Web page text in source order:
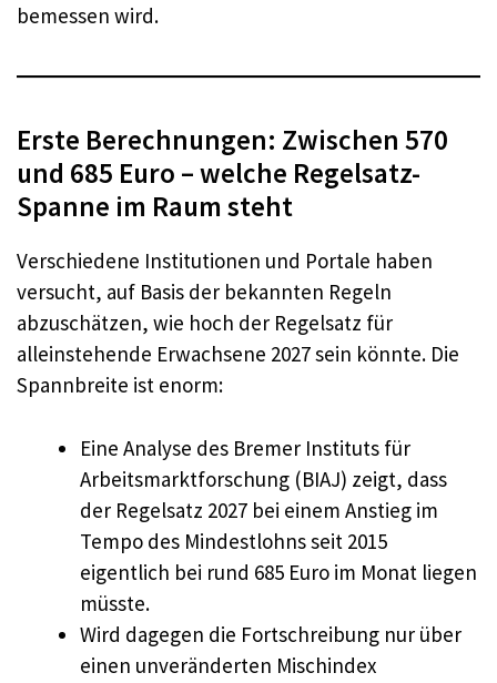
bemessen wird.
Erste Berechnungen: Zwischen 570
und 685 Euro – welche Regelsatz-
Spanne im Raum steht
Verschiedene Institutionen und Portale haben
versucht, auf Basis der bekannten Regeln
abzuschätzen, wie hoch der Regelsatz für
alleinstehende Erwachsene 2027 sein könnte. Die
Spannbreite ist enorm:
Eine Analyse des Bremer Instituts für
Arbeitsmarktforschung (BIAJ) zeigt, dass
der Regelsatz 2027 bei einem Anstieg im
Tempo des Mindestlohns seit 2015
eigentlich bei rund 685 Euro im Monat liegen
müsste.
Wird dagegen die Fortschreibung nur über
einen unveränderten Mischindex